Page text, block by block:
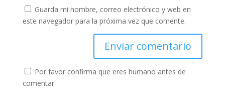
Guarda mi nombre, correo electrónico y web en
este navegador para la próxima vez que comente.
Por favor confirma que eres humano antes de
comentar